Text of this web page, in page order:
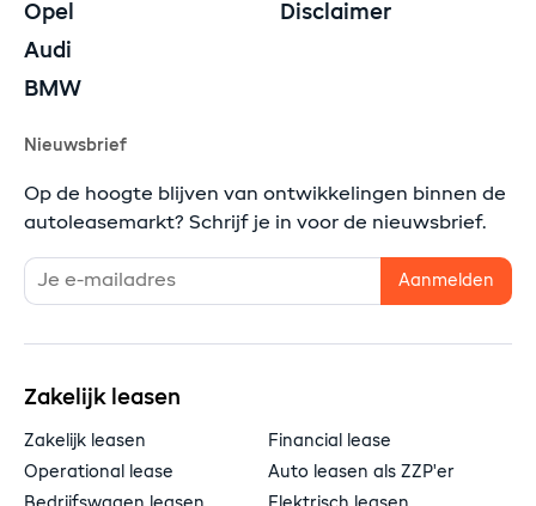
Opel
Audi
BMW
Disclaimer
Nieuwsbrief
Op de hoogte blijven van ontwikkelingen binnen de
autoleasemarkt? Schrijf je in voor de nieuwsbrief.
Zakelijk leasen
Zakelijk leasen
Financial lease
Operational lease
Auto leasen als ZZP'er